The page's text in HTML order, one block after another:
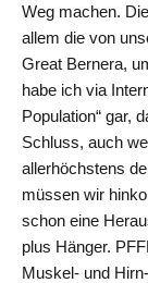
Weg machen.
allem die von
Great Bernera,
habe ich via
Population“ gar,
Schluss, auch
allerhöchstens
müssen wir
schon eine
plus Hänger.
Muskel- und